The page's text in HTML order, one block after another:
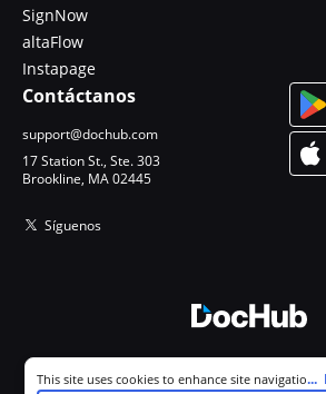
SignNow
altaFlow
Instapage
Contáctanos
support@dochub.com
17 Station St., Ste. 303
Brookline, MA 02445
Síguenos
Todos los derechos
Cookie consent notice
This site uses cookies to enhance site navigation...